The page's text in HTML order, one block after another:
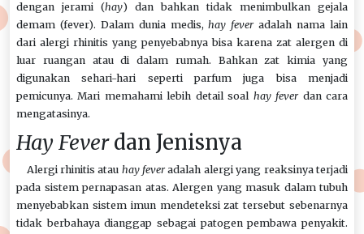
dengan jerami (hay) dan bahkan tidak menimbulkan gejala
demam (fever). Dalam dunia medis,hay feveradalah nama lain
dari alergi rhinitis yang penyebabnya bisa karena zat alergen di
luar ruangan atau di dalam rumah. Bahkan zat kimia yang
digunakan sehari-hari seperti parfum juga bisa menjadi
pemicunya. Mari memahami lebih detail soal hay fever dan cara
mengatasinya.
Hay Feverdan Jenisnya
Alergi rhinitis atau hay feveradalah alergi yang reaksinya terjadi
pada sistem pernapasan atas. Alergen yang masuk dalam tubuh
menyebabkan sistem imun mendeteksi zat tersebut sebenarnya
tidak berbahaya dianggap sebagai patogen pembawa penyakit.